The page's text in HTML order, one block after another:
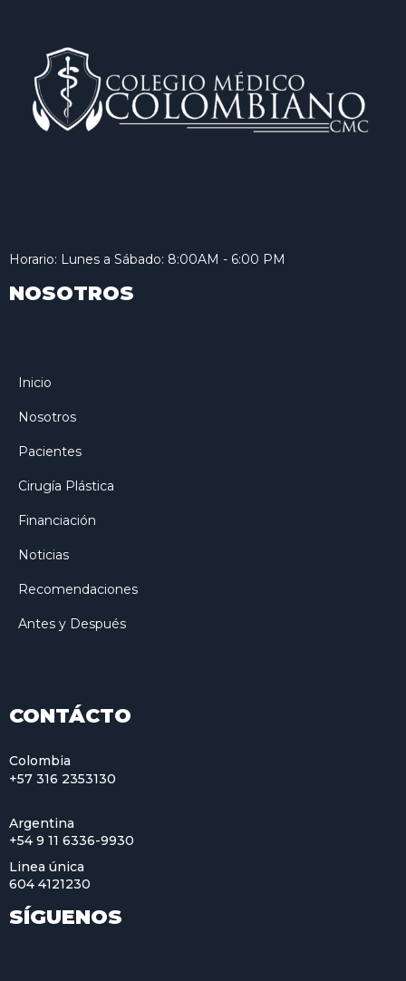
Horario: Lunes a Sábado: 8:00AM - 6:00 PM
NOSOTROS
Inicio
Nosotros
Pacientes
Cirugía Plástica
Financiación
Noticias
Recomendaciones
Antes y Después
CONTÁCTO
Colombia
+57 316 2353130
Argentina
+54 9 11 6336-9930
Linea única
604 4121230
SÍGUENOS